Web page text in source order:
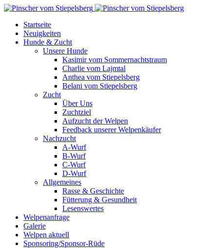
Startseite
Neuigkeiten
Hunde & Zucht
Unsere Hunde
Kasimir vom Sommernachtstraum
Charlie vom Lajmtal
Anthea vom Stiepelsberg
Belani vom Stiepelsberg
Zucht
Über Uns
Zuchtziel
Aufzucht der Welpen
Feedback unserer Welpenkäufer
Nachzucht
A-Wurf
B-Wurf
C-Wurf
D-Wurf
Allgemeines
Rasse & Geschichte
Fütterung & Gesundheit
Lesenswertes
Welpenanfrage
Galerie
Welpen aktuell
Sponsoring/Sponsor-Rüde